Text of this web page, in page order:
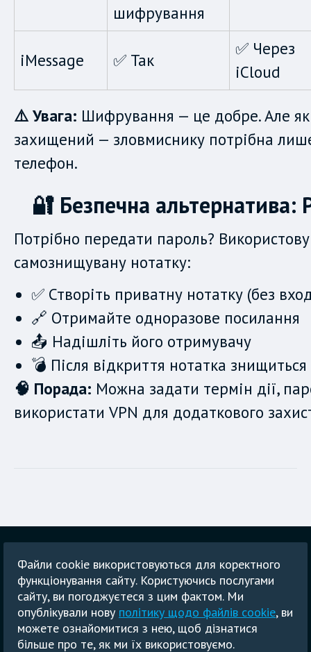
шифрування
iMessage ✅ Так
✅ Через
iCloud
⚠️ Увага: Шифрування — це добре. Але
захищений — зловмиснику потрібна
телефон.
🔐 Безпечна альтернатива:
Потрібно передати пароль?
самознищувану нотатку:
✅ Створіть приватну нотатку (без
🔗 Отримайте одноразове посилання
📤 Надішліть його отримувачу
💣 Після відкриття нотатка
🧠 Порада: Можна задати термін дії,
використати VPN для додаткового
Головна
Умови використання
GDPR
Політика боротьби зі спамом
Copyright © 2024 PrivateNote. All rights reserved.
Файли cookie використовуються для коректного
функціонування сайту. Користуючись послугами
сайту, ви погоджуєтеся з цим фактом. Ми
опублікували нову політику щодо файлів cookie, ви
можете ознайомитися з нею, щоб дізнатися
більше про те, як ми їх використовуємо.